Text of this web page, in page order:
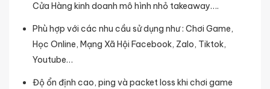
Cửa Hàng kinh doanh mô hình nhỏ takeaway….
Phù hợp với các nhu cầu sử dụng như : Chơi Game,
Học Online, Mạng Xã Hội Facebook, Zalo, Tiktok,
Youtube…
Độ ổn định cao, ping và packet loss khi chơi game